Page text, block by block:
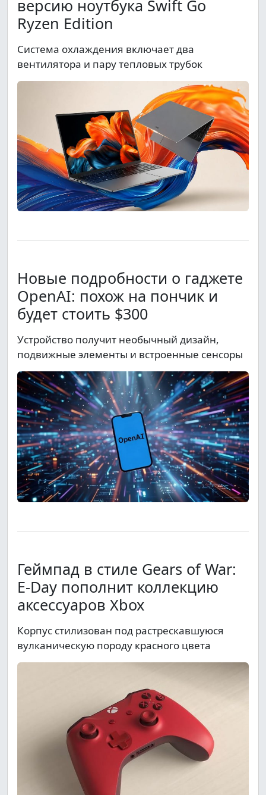
версию ноутбука Swift Go
Ryzen Edition
Система охлаждения включает два
вентилятора и пару тепловых трубок
Новые подробности о гаджете
OpenAI: похож на пончик и
будет стоить $300
Устройство получит необычный дизайн,
подвижные элементы и встроенные сенсоры
Геймпад в стиле Gears of War:
E-Day пополнит коллекцию
аксессуаров Xbox
Корпус стилизован под растрескавшуюся
вулканическую породу красного цвета